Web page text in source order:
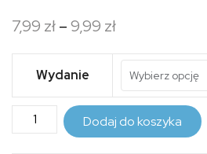
7,99 zł–9,99 złZakres
cen:
od
7,99 zł
do
9,99 zł
Wydanie
ilość
PSX
Dodaj do koszyka